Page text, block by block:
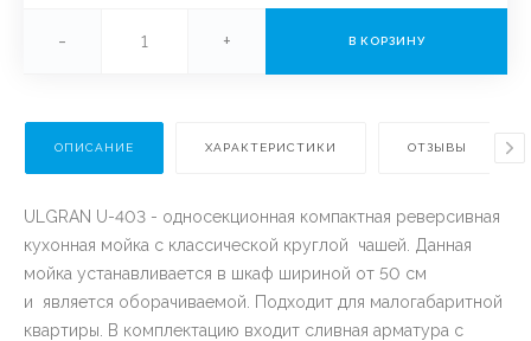
- + В КОРЗИНУ
ОПИСАНИЕ ХАРАКТЕРИСТИКИ ОТЗЫВЫ
ULGRAN U-403 - односекционная компактная реверсивная
кухонная мойка с классической круглой чашей. Данная
мойка устанавливается в шкаф шириной от 50 см
и является оборачиваемой. Подходит для малогабаритной
квартиры. В комплектацию входит сливная арматура с